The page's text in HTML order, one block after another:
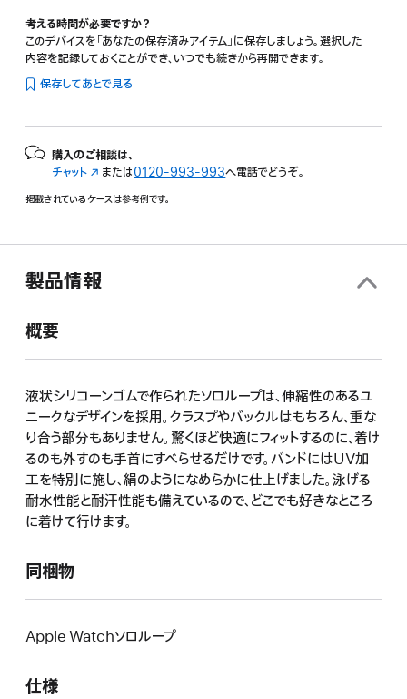
考える時間が必要ですか？
このデバイスを「あなたの保存済みアイテム」に保存しましょう。選択した
内容を記録しておくことができ、いつでも続きから再開できます。
保存してあとで見る
購入のご相談は、
チャット （新
ウ
ン
ウ
で
す）
または0120-993-993へ電話でどうぞ。
掲載されているケースは参考例です。
製品情報
概要
液状シリコーンゴムで作られたソロループは、伸縮性のあるユ
ニークなデザインを採用。クラスプやバックルはもちろん、重な
り合う部分もありません。驚くほど快適にフィットするのに、着け
るのも外すのも手首にすべらせるだけです。バンドにはUV加
工を特別に施し、絹のようになめらかに仕上げました。泳げる
耐水性能と耐汗性能も備えているので、どこでも好きなところ
に着けて行けます。
同梱物
Apple Watchソロループ
仕様